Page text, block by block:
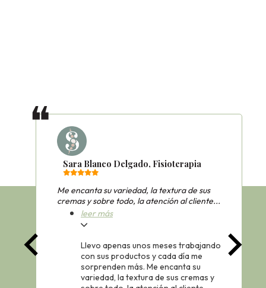
Sara Blanco Delgado, Fisioterapia
Me encanta su variedad, la textura de sus
cremas y sobre todo, la atención al cliente...
leer más
Llevo apenas unos meses trabajando
con sus productos y cada día me
sorprenden más. Me encanta su
variedad, la textura de sus cremas y